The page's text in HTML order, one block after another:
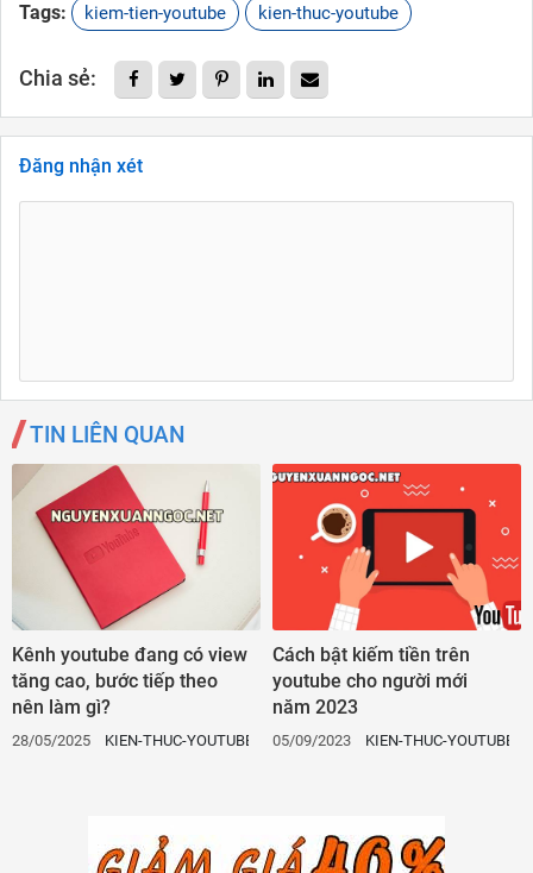
Tags: kiem-tien-youtube kien-thuc-youtube
Chia sẻ:
Đăng nhận xét
TIN LIÊN QUAN
Kênh youtube đang có view
tăng cao, bước tiếp theo
nên làm gì?
28/05/2025 KIEN-THUC-YOUTUBE
Cách bật kiếm tiền trên
youtube cho người mới
năm 2023
05/09/2023 KIEN-THUC-YOUTUBE